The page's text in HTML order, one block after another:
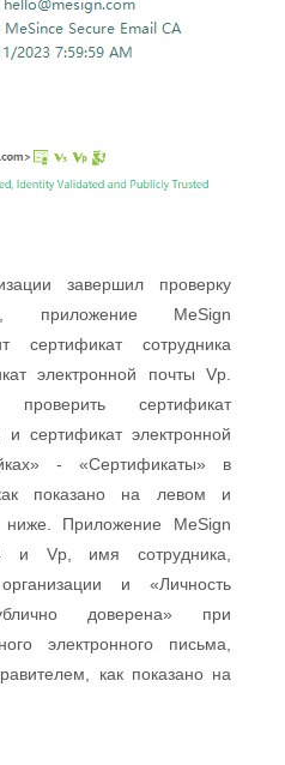
завершил проверку
приложение MeSign
сертификат сотрудника
электронной почты Vp.
проверить сертификат
и сертификат электронной
- «Сертификаты» в
показано на левом и
ниже. Приложение MeSign
и Vp, имя сотрудника,
и «Личность
доверена» при
электронного письма,
как показано на